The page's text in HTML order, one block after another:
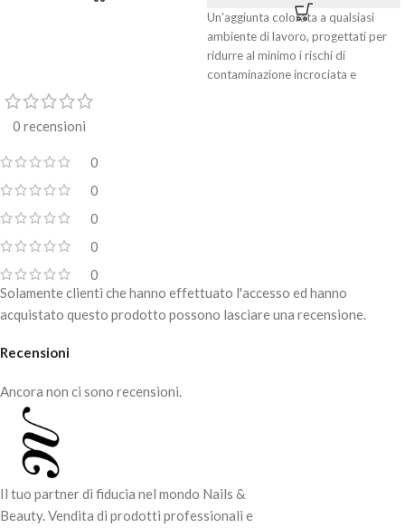
Un'aggiunta colorata a qualsiasi
ambiente di lavoro, progettati per
ridurre al minimo i rischi di
contaminazione incrociata e
0 recensioni
0
0
0
0
0
Recensioni
Ancora non ci sono recensioni.
Solamente clienti che hanno effettuato l'accesso ed hanno
acquistato questo prodotto possono lasciare una recensione.
Il tuo partner di fiducia nel mondo Nails &
Beauty. Vendita di prodotti professionali e